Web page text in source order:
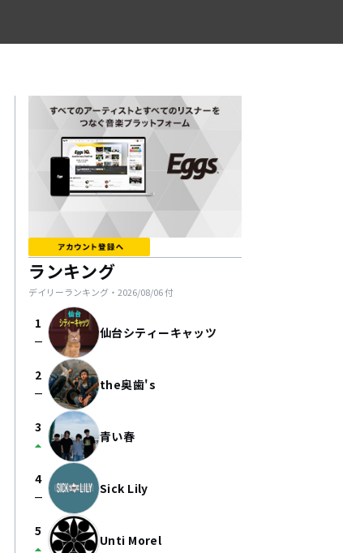
ランキング
デイリーランキング・ 2026/08/06付
1
check_indeterminate_small 仙台シティーキャッツ
2
check_indeterminate_small the奥歯's
3
arrow_drop_up 青い春
4
check_indeterminate_small Sick Lily
5
Unti Morel